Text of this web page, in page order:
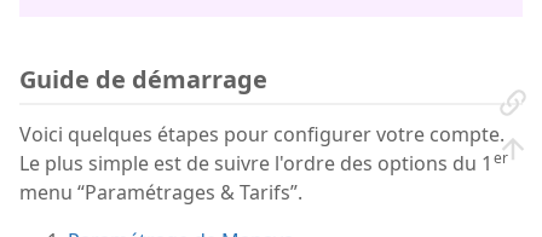
Guide de démarrage
Voici quelques étapes pour configurer votre compte.
Le plus simple est de suivre l'ordre des options du 1 er
menu “Paramétrages & Tarifs”.